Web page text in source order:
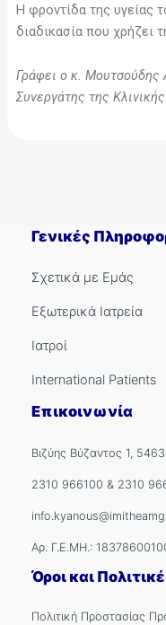
Η φροντίδα της υγείας
διαδικασία που χρήζει
Γράφει ο κ. Μουτσούδης
Συνεργάτης της
Γενικές
Σχετικά με Εμάς
Εξωτερικά Ιατρεία
Ιατροί
International Patients
Επικοινωνία
Βιζύης Βύζαντος 1,
2310 966100 & 2310
Αρ. Γ.Ε.ΜΗ.:
Όροι και
Πολιτική Προστασίας